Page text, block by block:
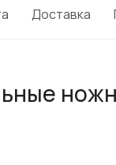
Доставка